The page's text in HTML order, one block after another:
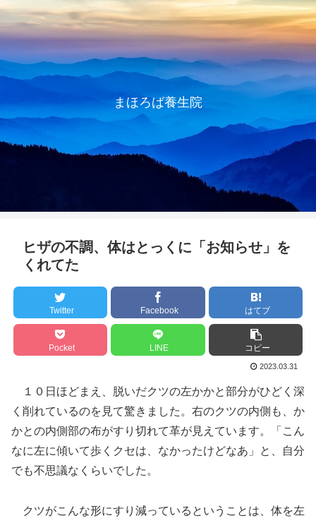
まほろば養生院
ヒザの不調、体はとっくに「お知らせ」を
くれてた
Twitter Facebook はてブ
Pocket LINE コピー
2023.03.31
１０日ほどまえ、脱いだクツの左かかと部分がひどく深
く削れているのを見て驚きました。右のクツの内側も、か
かとの内側部の布がすり切れて革が見えています。「こん
なに左に傾いて歩くクセは、なかったけどなあ」と、自分
でも不思議なくらいでした。
クツがこんな形にすり減っているということは、体を左